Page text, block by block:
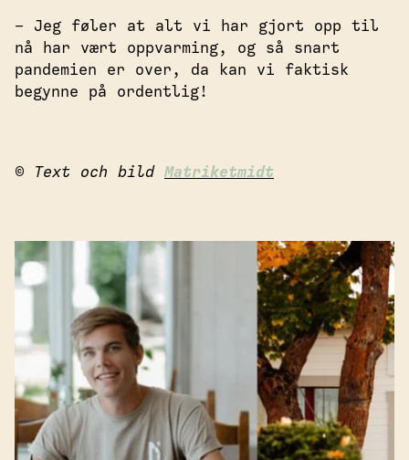
– Jeg føler at alt vi har gjort opp til
nå har vært oppvarming, og så snart
pandemien er over, da kan vi faktisk
begynne på ordentlig!
© Text och bild Matriketmidt